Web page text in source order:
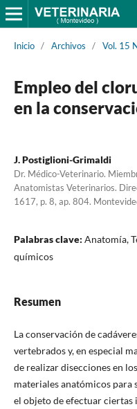
Inicio / Archivos / Vol. 15
Empleo del
en la
J. Postiglioni-Grimaldi
Dr. Médico-Veterinario.
Anatomistas Veterinarios.
1617, p. 8, ap. 804.
Palabras clave: Anatomía,
químicos
Resumen
La conservación de
vertebrados y, en especial
de realizar disecciones en
materiales anatómicos para
el objeto de efectuar ciertas